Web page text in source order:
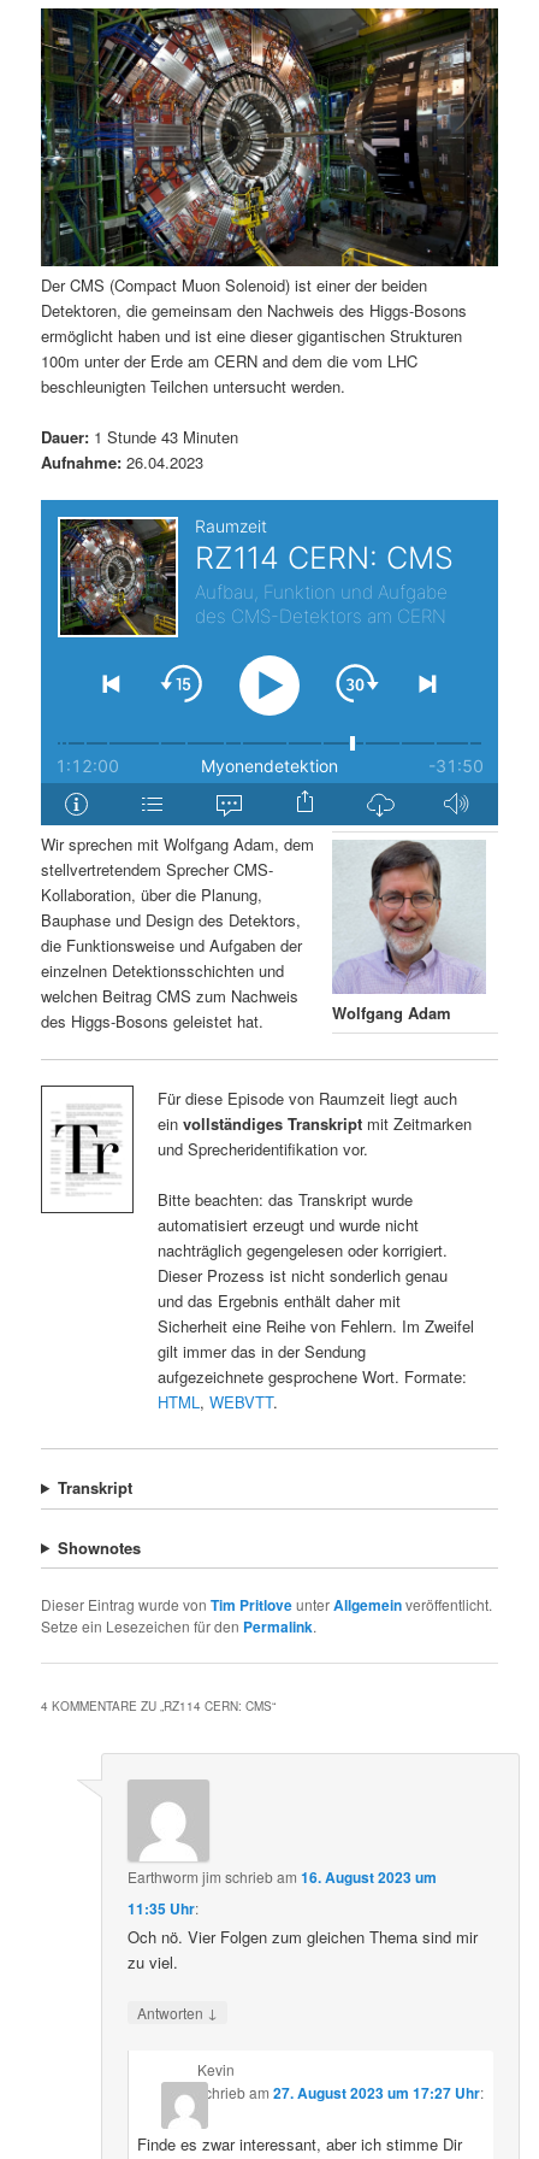
ä
r
e
n
I
n
h
l
t
s
p
n
g
e
n
n
d
ä
r
e
n
I
h
a
l
t
r
i
n
g
e
n
a
v
i
g
a
t
i
o
n
Der CMS (Compact Muon Solenoid) ist einer der beiden
Detektoren, die gemeinsam den Nachweis des Higgs-Bosons
ermöglicht haben und ist eine dieser gigantischen Strukturen
100m unter der Erde am CERN and dem die vom LHC
beschleunigten Teilchen untersucht werden.
Dauer: 1 Stunde 43 Minuten
Aufnahme: 26.04.2023
Wolfgang Adam
Wir sprechen mit Wolfgang Adam, dem
stellvertretendem Sprecher CMS-
Kollaboration, über die Planung,
Bauphase und Design des Detektors,
die Funktionsweise und Aufgaben der
einzelnen Detektionsschichten und
welchen Beitrag CMS zum Nachweis
des Higgs-Bosons geleistet hat.
Für diese Episode von Raumzeit liegt auch
ein vollständiges Transkriptmit Zeitmarken
und Sprecheridentifikation vor.
Bitte beachten: das Transkript wurde
automatisiert erzeugt und wurde nicht
nachträglich gegengelesen oder korrigiert.
Dieser Prozess ist nicht sonderlich genau
und das Ergebnis enthält daher mit
Sicherheit eine Reihe von Fehlern. Im Zweifel
gilt immer das in der Sendung
aufgezeichnete gesprochene Wort. Formate:
HTML, WEBVTT.
Transkript
Shownotes
Dieser Eintrag wurde vonTim PritloveunterAllgemeinveröffentlicht.
Setze ein Lesezeichen für den Permalink.
4 KOMMENTARE ZU „ RZ114 CERN: CMS“
Earthworm jim schriebam16. August 2023 um
11:35 Uhr:
Och nö. Vier Folgen zum gleichen Thema sind mir
zu viel.
Antworten ↓
Kevin
schriebam 27. August 2023 um 17:27 Uhr:
Finde es zwar interessant, aber ich stimme Dir